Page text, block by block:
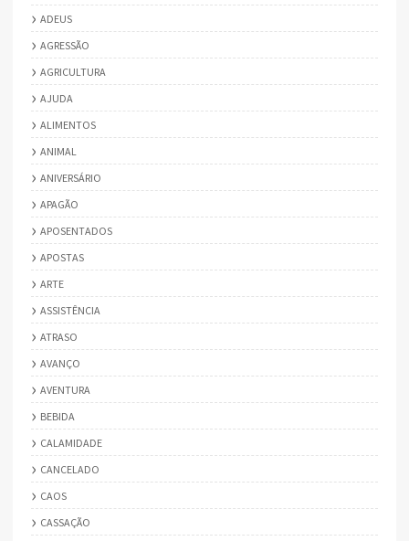
ADEUS
AGRESSÃO
AGRICULTURA
AJUDA
ALIMENTOS
ANIMAL
ANIVERSÁRIO
APAGÃO
APOSENTADOS
APOSTAS
ARTE
ASSISTÊNCIA
ATRASO
AVANÇO
AVENTURA
BEBIDA
CALAMIDADE
CANCELADO
CAOS
CASSAÇÃO